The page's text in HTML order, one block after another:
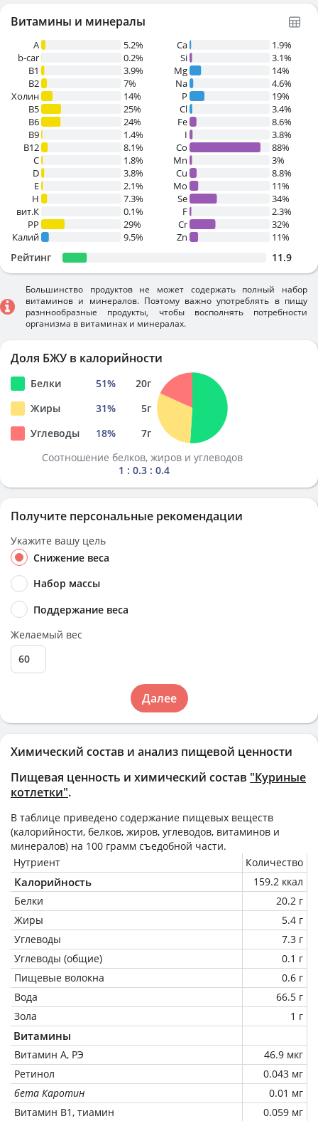
Химический состав и анализ пищевой ценности
Пищевая ценность и химический состав "Куриные
котлетки".
В таблице приведено содержание пищевых веществ
(калорийности, белков, жиров, углеводов, витаминов и
минералов) на 100 грамм съедобной части.
Нутриент
Количество
Калорийность
159.2 ккал
Белки
20.2 г
Жиры
5.4 г
Углеводы
7.3 г
Углеводы (общие)
0.1 г
Пищевые волокна
0.6 г
Вода
66.5 г
Зола
1 г
Витамины
Витамин А, РЭ
46.9 мкг
Ретинол
0.043 мг
бета Каротин
0.01 мг
Витамин В1, тиамин
0.059 мг
Витамины и минералы
A
5.2%
b-car
0.2%
В1
3.9%
B2
7%
Холин
14%
B5
25%
B6
24%
B9
1.4%
B12
8.1%
C
1.8%
D
3.8%
E
2.1%
H
7.3%
вит.К
0.1%
PP
29%
Калий
9.5%
Ca
1.9%
Si
3.1%
Mg
14%
Na
4.6%
P
19%
Cl
3.4%
Fe
8.6%
I
3.8%
Co
88%
Mn
3%
Cu
8.8%
Mo
11%
Se
34%
F
2.3%
Cr
32%
Zn
11%
Рейтинг 11.9
Большинство продуктов не может содержать полный набор
витаминов и минералов. Поэтому важно употреблять в пищу
разннообразные продукты, чтобы восполнять потребности
организма в витаминах и минералах.
Доля БЖУ в калорийности
Белки 51% 20г
Жиры
31% 5г
Углеводы
18% 7г
Соотношение белков, жиров и углеводов
1 : 0.3 : 0.4
Получите персональные рекомендации
Укажите вашу цель
Снижение веса
Набор массы
Поддержание веса
Желаемый вес
Далее